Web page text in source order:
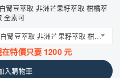
腎豆萃取 非洲芒果籽萃取 柑橘萃
全素可
康齡 纖美好膠囊(60粒／盒) 白腎豆萃取 非洲芒果籽萃取 柑橘萃取 全素可
在特價只要 1200元
入購物車